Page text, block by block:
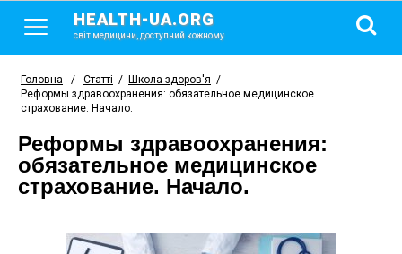
HEALTH-UA.ORG
світ медицини, доступний кожному
Головна / Статті / Школа здоров'я /
Реформы здравоохранения: обязательное медицинское
страхование. Начало.
Реформы здравоохранения:
обязательное медицинское
страхование. Начало.